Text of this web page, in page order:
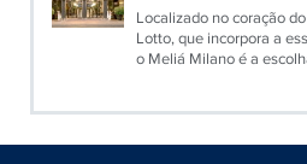
Localizado no coração
Lotto, que incorpora a
o Meliá Milano é a